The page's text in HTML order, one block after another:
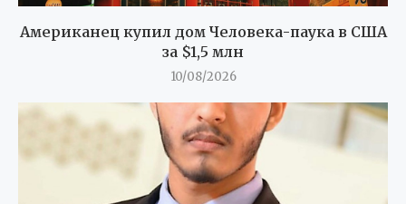
Американец купил дом Человека-паука в США
за $1,5 млн
10/08/2026